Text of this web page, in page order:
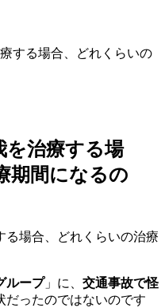
する場合、どれくらいの
を治療する場
期間になるの
ループ」に、 交通事故で怪
だったのではないのです